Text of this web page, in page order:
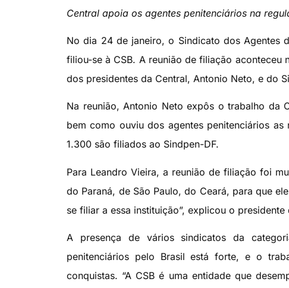
Central apoia os agentes penitenciários na
No dia 24 de janeiro, o Sindicato dos Agentes
filiou-se à CSB. A reunião de filiação
dos presidentes da Central, Antonio Neto, e do
Na reunião, Antonio Neto expôs o trabalho da
bem como ouviu dos agentes penitenciários
1.300 são filiados ao Sindpen-DF.
Para Leandro Vieira, a reunião de filiação foi
do Paraná, de São Paulo, do Ceará, para que
se filiar a essa instituição”, explicou o presidente
A presença de vários sindicatos da
penitenciários pelo Brasil está forte, e o
conquistas. “A CSB é uma entidade que